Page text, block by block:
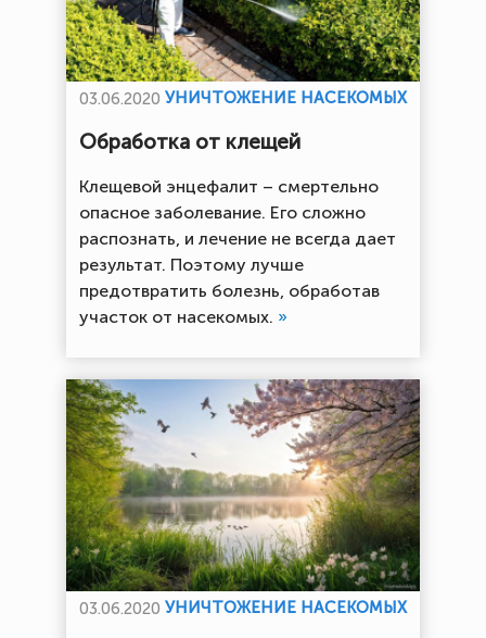
03.06.2020 УНИЧТОЖЕНИЕ НАСЕКОМЫХ
Обработка от клещей
Клещевой энцефалит – смертельно
опасное заболевание. Его сложно
распознать, и лечение не всегда дает
результат. Поэтому лучше
предотвратить болезнь, обработав
участок от насекомых. »
03.06.2020 УНИЧТОЖЕНИЕ НАСЕКОМЫХ